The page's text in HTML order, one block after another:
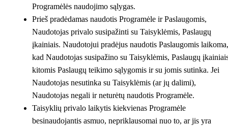
Programėlės naudojimo sąlygas.
Prieš pradėdamas naudotis Programėle ir Paslaugomis,
Naudotojas privalo susipažinti su Taisyklėmis, Paslaugų
įkainiais. Naudotojui pradėjus naudotis Paslaugomis laikoma,
kad Naudotojas susipažino su Taisyklėmis, Paslaugų
kitomis Paslaugų teikimo sąlygomis ir su jomis sutinka. Jei
Naudotojas nesutinka su Taisyklėmis (ar jų dalimi),
Naudotojas negali ir neturėtų naudotis Programėle.
Taisyklių privalo laikytis kiekvienas Programėle
besinaudojantis asmuo, nepriklausomai nuo to, ar jis yra